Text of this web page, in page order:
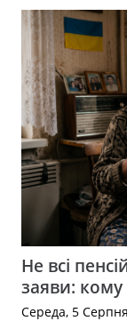
Не всі
заяви:
Середа, 5